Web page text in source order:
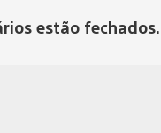
estão fechados.